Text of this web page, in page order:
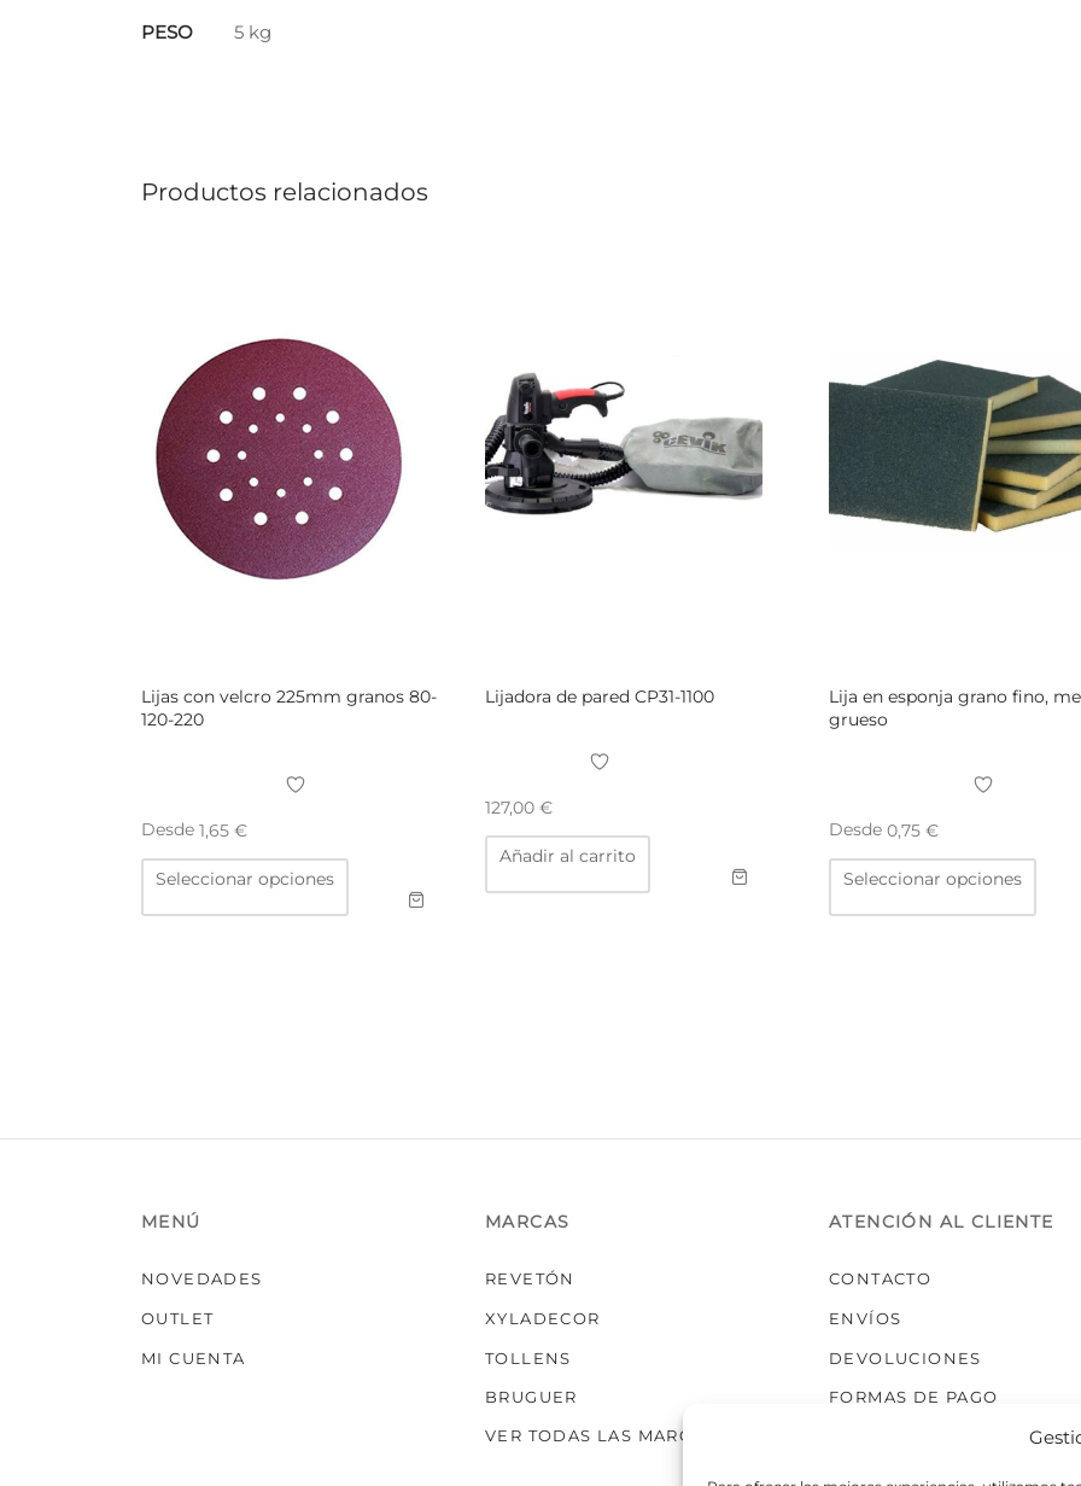
PESO 5 kg
Productos relacionados
Lijas con velcro 225mm granos 80-
120-220
Desde 1,65 €
Seleccionar opciones
Este
múltiples
Lijadora de pared CP31-1100
127,00 €
Añadir al carrito
Lija en esponja grano fino,
grueso
Desde 0,75 €
Seleccionar opciones
Este
MENÚ
NOVEDADES
OUTLET
MI CUENTA
MARCAS
REVETÓN
XYLADECOR
TOLLENS
BRUGUER
VER TODAS LAS MARCAS
ATENCIÓN AL CLIENTE
CONTACTO
ENVÍOS
DEVOLUCIONES
FORMAS DE PAGO